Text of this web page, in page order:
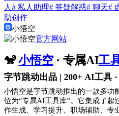
人 # 私人助理# 答疑解惑# 聊天#
助创作
小悟空
官方网站
🐒小悟空· 专属AI工
字节跳动出品 | 200+ AI工具
小悟空是字节跳动推出的一款多功
位为“专属AI工具库”。它集成了超
作生成、学习提升、职场辅助、专